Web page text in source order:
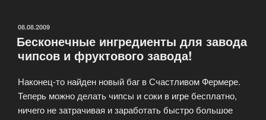
ОПУБЛИКОВАНО
08.08.2009
Бесконечные ингредиенты для завода
чипсов и фруктового завода!
Наконец-то найден новый баг в Счастливом Фермере.
Теперь можно делать чипсы и соки в игре бесплатно,
ничего не затрачивая и заработать быстро большое